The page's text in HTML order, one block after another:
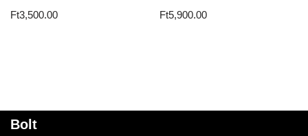
Ft3,500.00 Ft5,900.00
Bolt